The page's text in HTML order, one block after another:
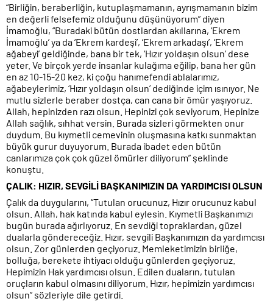
“Birliğin, beraberliğin, kutuplaşmamanın, ayrışmamanın bizim
en değerli felsefemiz olduğunu düşünüyorum” diyen
İmamoğlu, “Buradaki bütün dostlardan akıllarına, ‘Ekrem
İmamoğlu’ ya da ‘Ekrem kardeşi’, ‘Ekrem arkadaşı’, ‘Ekrem
ağabeyi’ geldiğinde, bana bir tek, ‘Hızır yoldaşın olsun’ dese
yeter. Ve birçok yerde insanlar kulağıma eğilip, bana her gün
en az 10-15-20 kez, ki çoğu hanımefendi ablalarımız,
ağabeylerimiz, ‘Hızır yoldaşın olsun’ dediğinde içim ısınıyor. Ne
mutlu sizlerle beraber dostça, can cana bir ömür yaşıyoruz.
Allah, hepinizden razı olsun. Hepinizi çok seviyorum. Hepinize
Allah sağlık, sıhhat versin. Burada sizleri görmekten onur
duydum. Bu kıymetli cemevinin oluşmasına katkı sunmaktan
büyük gurur duyuyorum. Burada ibadet eden bütün
canlarımıza çok çok güzel ömürler diliyorum” şeklinde
konuştu.
ÇALIK: HIZIR, SEVGİLİ BAŞKANIMIZIN DA YARDIMCISI OLSUN
Çalık da duygularını, “Tutulan orucunuz, Hızır orucunuz kabul
olsun. Allah, hak katında kabul eylesin. Kıymetli Başkanımızı
bugün burada ağırlıyoruz. En sevdiği topraklardan, güzel
dualarla göndereceğiz. Hızır, sevgili Başkanımızın da yardımcısı
olsun. Zor günlerden geçiyoruz. Memleketimizin birliğe,
bolluğa, berekete ihtiyacı olduğu günlerden geçiyoruz.
Hepimizin Hak yardımcısı olsun. Edilen duaların, tutulan
oruçların kabul olmasını diliyorum. Hızır, hepimizin yardımcısı
olsun” sözleriyle dile getirdi.